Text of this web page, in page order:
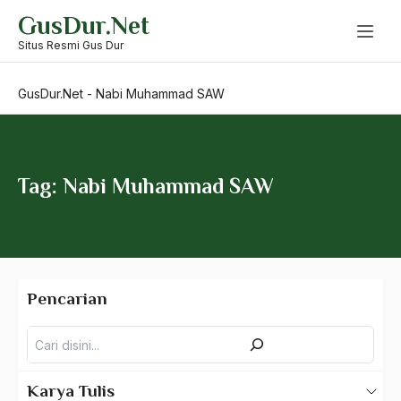
content
GusDur.Net
Situs Resmi Gus Dur
GusDur.Net - Nabi Muhammad SAW
Tag: Nabi Muhammad SAW
Pencarian
Karya Tulis
musik islam
Musisi
muslim
Muslim Radikal
Muslimah
muslimin